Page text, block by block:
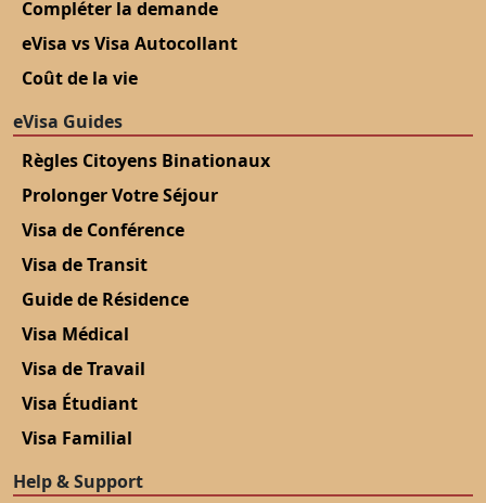
Compléter la demande
eVisa vs Visa Autocollant
Coût de la vie
eVisa Guides
Règles Citoyens Binationaux
Prolonger Votre Séjour
Visa de Conférence
Visa de Transit
Guide de Résidence
Visa Médical
Visa de Travail
Visa Étudiant
Visa Familial
Help & Support